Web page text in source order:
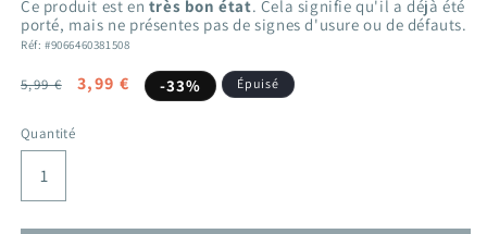
Ce produit est en très bon état. Cela signifie qu'il a déjà été
porté, mais ne présentes pas de signes d'usure ou de défauts.
Réf: #9066460381508
Prix
5,99 €
Prix
3,99 € -33% Épuisé
Quantité